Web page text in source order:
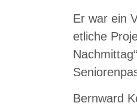
Er war ein
etliche
Bernward